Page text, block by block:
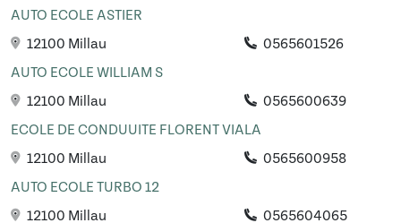
AUTO ECOLE ASTIER
12100 Millau
0565601526
AUTO ECOLE WILLIAM S
12100 Millau
0565600639
ECOLE DE CONDUUITE FLORENT VIALA
12100 Millau
0565600958
AUTO ECOLE TURBO 12
12100 Millau
0565604065